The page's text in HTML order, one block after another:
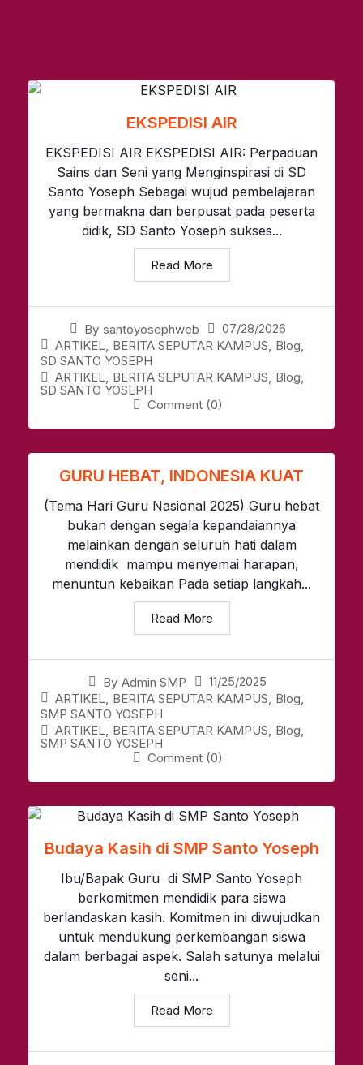
EKSPEDISI AIR
By santoyosephweb
07/28/2026
ARTIKEL BERITA SEPUTAR KAMPUS Blog
SD SANTO YOSEPH
ARTIKEL, BERITA SEPUTAR KAMPUS, Blog,
SD SANTO YOSEPH
Comment (0)
EKSPEDISI AIR EKSPEDISI AIR: Perpaduan
Sains dan Seni yang Menginspirasi di SD
Santo Yoseph Sebagai wujud pembelajaran
yang bermakna dan berpusat pada peserta
didik, SD Santo Yoseph sukses...
Read More
GURU HEBAT, INDONESIA KUAT
By Admin SMP
11/25/2025
ARTIKEL BERITA SEPUTAR KAMPUS Blog
SMP SANTO YOSEPH
ARTIKEL, BERITA SEPUTAR KAMPUS, Blog,
SMP SANTO YOSEPH
Comment (0)
(Tema Hari Guru Nasional 2025) Guru hebat
bukan dengan segala kepandaiannya
melainkan dengan seluruh hati dalam
mendidik mampu menyemai harapan,
menuntun kebaikan Pada setiap langkah...
Read More
Budaya Kasih di SMP Santo Yoseph
Ibu/Bapak Guru di SMP Santo Yoseph
berkomitmen mendidik para siswa
berlandaskan kasih. Komitmen ini diwujudkan
untuk mendukung perkembangan siswa
dalam berbagai aspek. Salah satunya melalui
seni...
Read More